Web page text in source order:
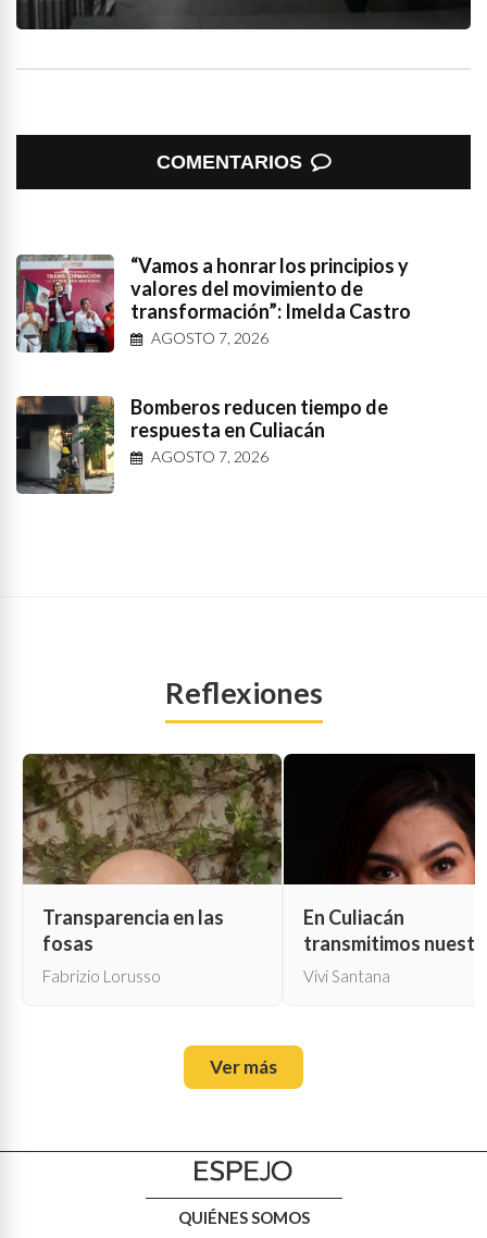
COMENTARIOS
“Vamos a honrar los principios y
valores del movimiento de
transformación”: Imelda Castro
AGOSTO 7, 2026
Bomberos reducen tiempo de
respuesta en Culiacán
AGOSTO 7, 2026
Reflexiones
Transparencia en las
fosas
Fabrizio Lorusso
En Culiacán
transmitimos
propia muerte
Vivi Santana
Ver más
QUIÉNES SOMOS